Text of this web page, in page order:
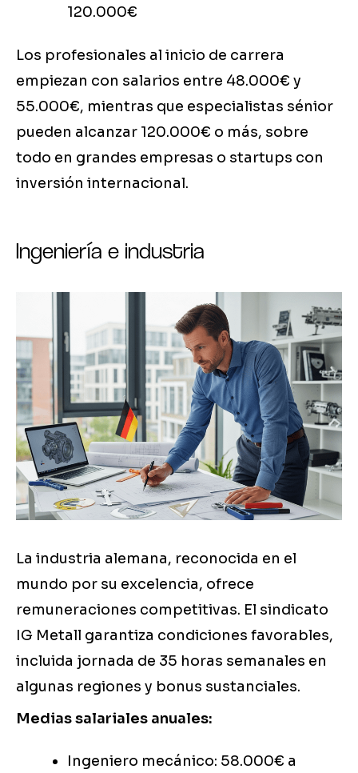
120.000€
Los profesionales al inicio de carrera
empiezan con salarios entre 48.000€ y
55.000€, mientras que especialistas sénior
pueden alcanzar 120.000€ o más, sobre
todo en grandes empresas o startups con
inversión internacional.
Ingeniería e industria
La industria alemana, reconocida en el
mundo por su excelencia, ofrece
remuneraciones competitivas. El sindicato
IG Metall garantiza condiciones favorables,
incluida jornada de 35 horas semanales en
algunas regiones y bonus sustanciales.
Medias salariales anuales:
Ingeniero mecánico: 58.000€ a